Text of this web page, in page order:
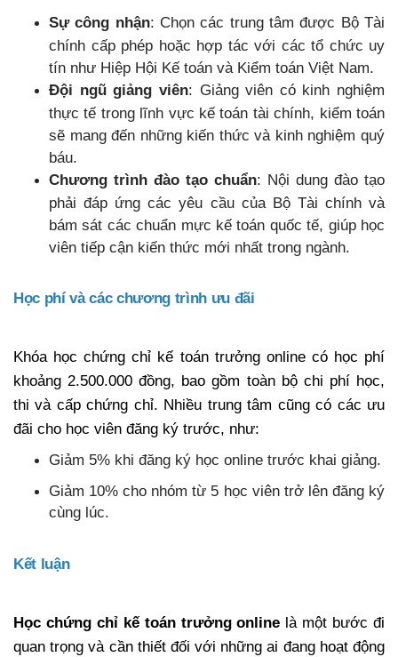
Sự công nhận: Chọn các trung tâm được Bộ Tài
chính cấp phép hoặc hợp tác với các tổ chức uy
tín như Hiệp Hội Kế toán và Kiểm toán Việt Nam.
Đội ngũ giảng viên: Giảng viên có kinh nghiệm
thực tế trong lĩnh vực kế toán tài chính, kiểm toán
sẽ mang đến những kiến thức và kinh nghiệm quý
báu.
Chương trình đào tạo chuẩn: Nội dung đào tạo
phải đáp ứng các yêu cầu của Bộ Tài chính và
bám sát các chuẩn mực kế toán quốc tế, giúp học
viên tiếp cận kiến thức mới nhất trong ngành.
Học phí và các chương trình ưu đãi
Khóa học chứng chỉ kế toán trưởng online có học phí
khoảng 2.500.000 đồng, bao gồm toàn bộ chi phí học,
thi và cấp chứng chỉ. Nhiều trung tâm cũng có các ưu
đãi cho học viên đăng ký trước, như:
Giảm 5% khi đăng ký học online trước khai giảng.
Giảm 10% cho nhóm từ 5 học viên trở lên đăng ký
cùng lúc.
Kết luận
Học chứng chỉ kế toán trưởng online là một bước đi
quan trọng và cần thiết đối với những ai đang hoạt động